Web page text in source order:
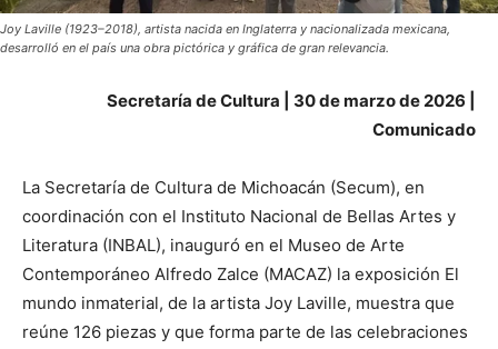
Joy Laville (1923–2018), artista nacida en Inglaterra y nacionalizada mexicana,
desarrolló en el país una obra pictórica y gráfica de gran relevancia.
Secretaría de Cultura | 30 de marzo de 2026 |
Comunicado
La Secretaría de Cultura de Michoacán (Secum), en
coordinación con el Instituto Nacional de Bellas Artes y
Literatura (INBAL), inauguró en el Museo de Arte
Contemporáneo Alfredo Zalce (MACAZ) la exposición El
mundo inmaterial, de la artista Joy Laville, muestra que
reúne 126 piezas y que forma parte de las celebraciones